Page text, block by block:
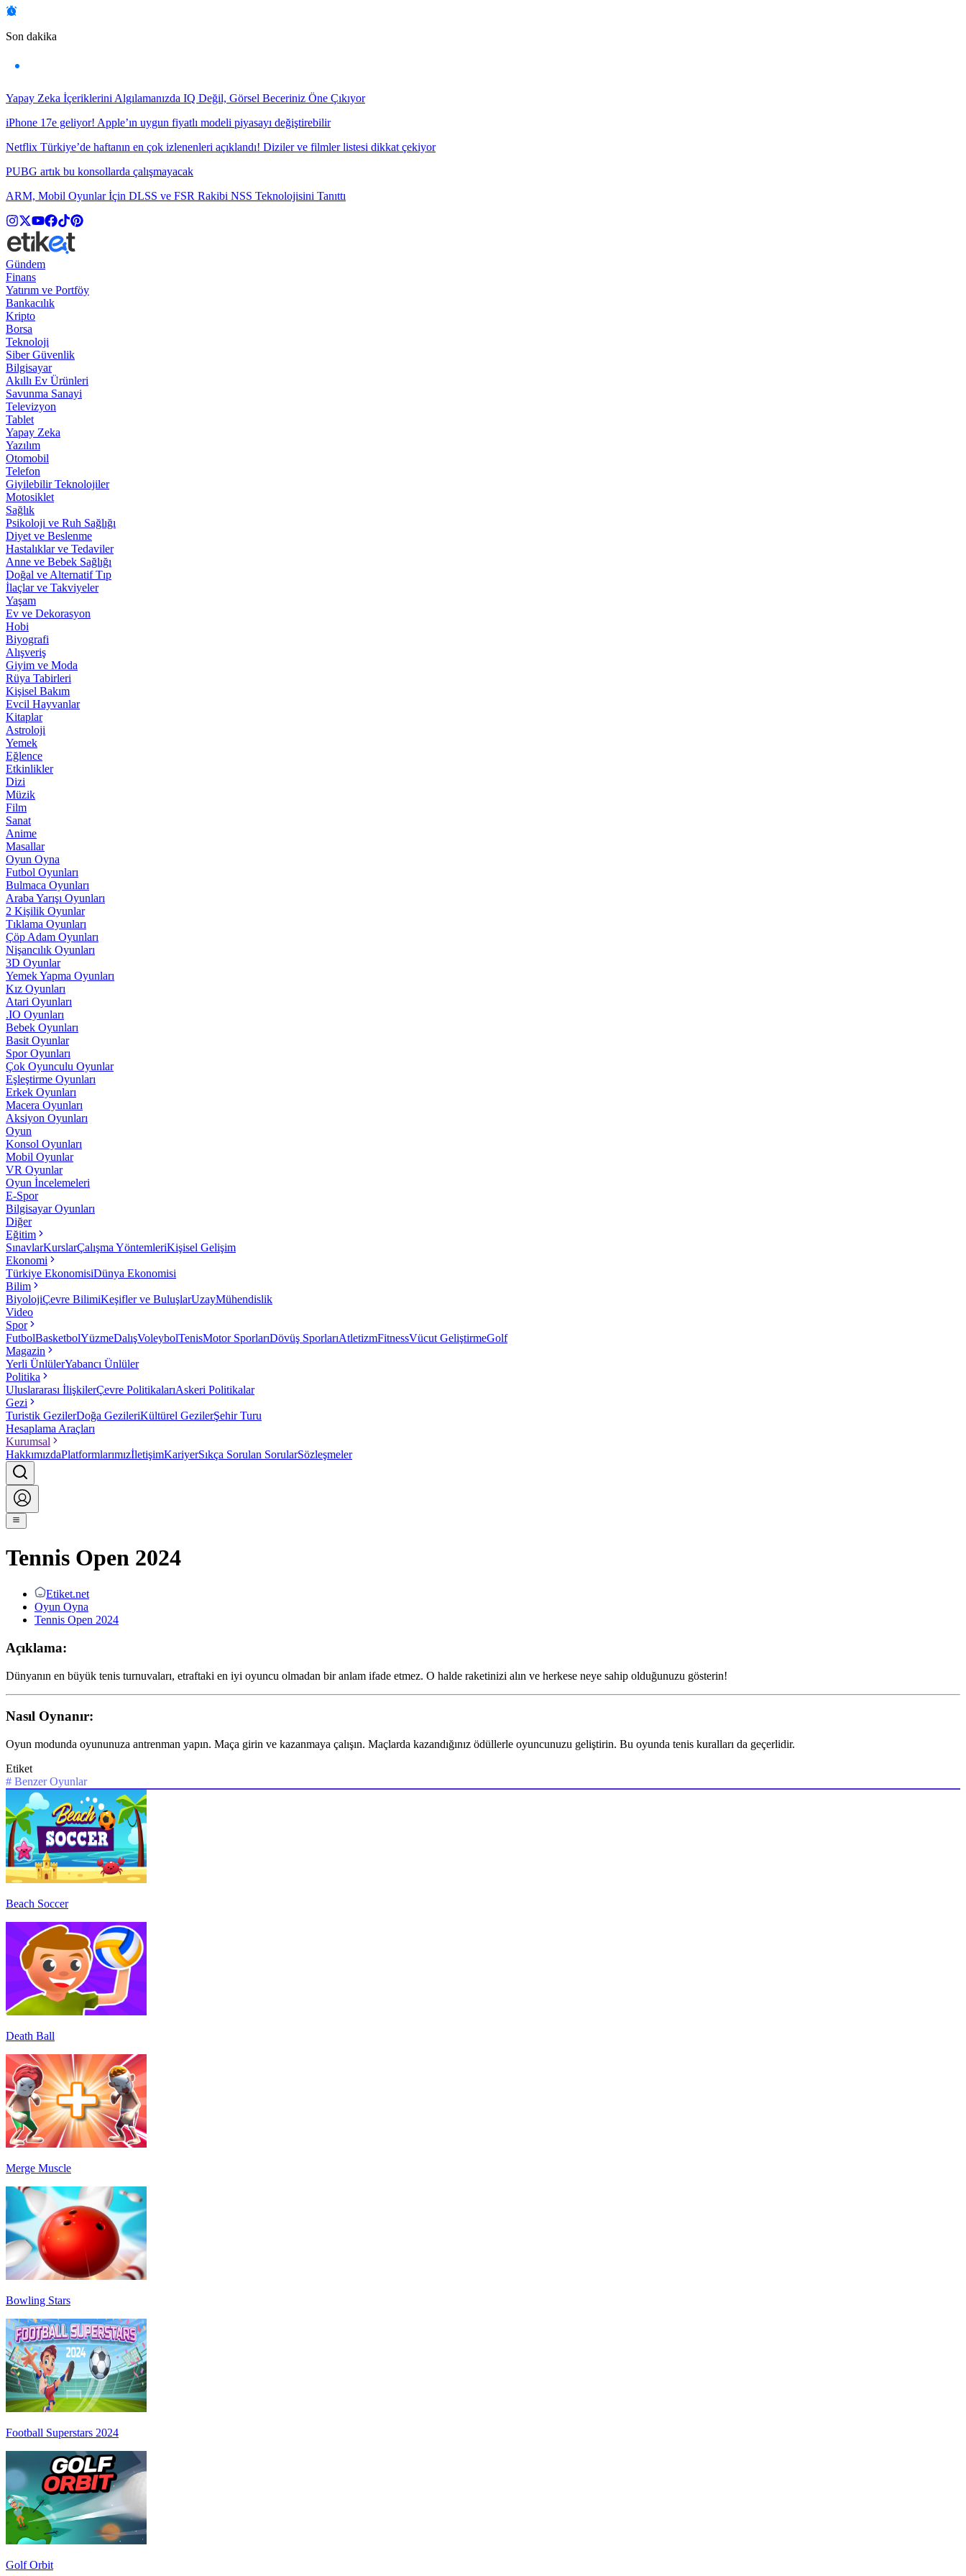
Son dakika
Yapay Zeka İçeriklerini Algılamanızda IQ Değil, Görsel Beceriniz Öne Çıkıyor
iPhone 17e geliyor! Apple’ın uygun fiyatlı modeli piyasayı değiştirebilir
Netflix Türkiye’de haftanın en çok izlenenleri açıklandı! Diziler ve filmler listesi dikkat çekiyor
PUBG artık bu konsollarda çalışmayacak
ARM, Mobil Oyunlar İçin DLSS ve FSR Rakibi NSS Teknolojisini Tanıttı
Gündem
Finans
Yatırım ve Portföy
Bankacılık
Kripto
Borsa
Teknoloji
Siber Güvenlik
Bilgisayar
Akıllı Ev Ürünleri
Savunma Sanayi
Televizyon
Tablet
Yapay Zeka
Yazılım
Otomobil
Telefon
Giyilebilir Teknolojiler
Motosiklet
Sağlık
Psikoloji ve Ruh Sağlığı
Diyet ve Beslenme
Hastalıklar ve Tedaviler
Anne ve Bebek Sağlığı
Doğal ve Alternatif Tıp
İlaçlar ve Takviyeler
Yaşam
Ev ve Dekorasyon
Hobi
Biyografi
Alışveriş
Giyim ve Moda
Rüya Tabirleri
Kişisel Bakım
Evcil Hayvanlar
Kitaplar
Astroloji
Yemek
Eğlence
Etkinlikler
Dizi
Müzik
Film
Sanat
Anime
Masallar
Oyun Oyna
Futbol Oyunları
Bulmaca Oyunları
Araba Yarışı Oyunları
2 Kişilik Oyunlar
Tıklama Oyunları
Çöp Adam Oyunları
Nişancılık Oyunları
3D Oyunlar
Yemek Yapma Oyunları
Kız Oyunları
Atari Oyunları
.IO Oyunları
Bebek Oyunları
Basit Oyunlar
Spor Oyunları
Çok Oyunculu Oyunlar
Eşleştirme Oyunları
Erkek Oyunları
Macera Oyunları
Aksiyon Oyunları
Oyun
Konsol Oyunları
Mobil Oyunlar
VR Oyunlar
Oyun İncelemeleri
E-Spor
Bilgisayar Oyunları
Diğer
Eğitim
SınavlarKurslarÇalışma YöntemleriKişisel Gelişim
Ekonomi
Türkiye EkonomisiDünya Ekonomisi
Bilim
BiyolojiÇevre BilimiKeşifler ve BuluşlarUzayMühendislik
Video
Spor
FutbolBasketbolYüzmeDalışVoleybolTenisMotor SporlarıDövüş SporlarıAtletizmFitnessVücut GeliştirmeGolf
Magazin
Yerli ÜnlülerYabancı Ünlüler
Politika
Uluslararası İlişkilerÇevre PolitikalarıAskeri Politikalar
Gezi
Turistik GezilerDoğa GezileriKültürel GezilerŞehir Turu
Hesaplama Araçları
Kurumsal
HakkımızdaPlatformlarımızİletişimKariyerSıkça Sorulan SorularSözleşmeler
Tennis Open 2024
Etiket.net
Oyun Oyna
Tennis Open 2024
Açıklama:
Dünyanın en büyük tenis turnuvaları, etraftaki en iyi oyuncu olmadan bir anlam ifade etmez. O halde raketinizi alın ve herkese neye sahip olduğunuzu gösterin!
Nasıl Oynanır:
Oyun modunda oyununuza antrenman yapın. Maça girin ve kazanmaya çalışın. Maçlarda kazandığınız ödüllerle oyuncunuzu geliştirin. Bu oyunda tenis kuralları da geçerlidir.
Etiket
# Benzer Oyunlar
Beach Soccer
Death Ball
Merge Muscle
Bowling Stars
Football Superstars 2024
Golf Orbit